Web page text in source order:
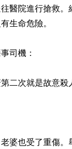
醫院進行搶救
生命危險。
司機：
二次就是故意殺
婆也受了重傷。